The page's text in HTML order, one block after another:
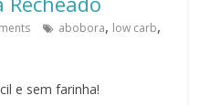
abobora, low carb,
e sem farinha!